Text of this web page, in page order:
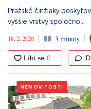
Pražské činžiaky
vyššie vrstvy spoločno...
18. 2. 2026
3 minuty
NEMOVITOSTI